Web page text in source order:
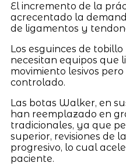
El incremento de la
acrecentado la
de ligamentos y
Los esguinces de
necesitan equipos que
movimiento lesivos
controlado.
Las botas Walker, en
han reemplazado en
tradicionales, ya que
superior, revisiones de
progresivo, lo cual
paciente.